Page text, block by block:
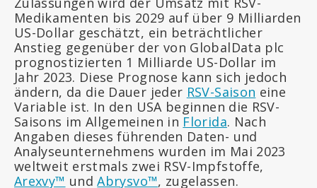
Medikamenten bis 2029 auf über 9 Milliarden
US-Dollar geschätzt, ein beträchtlicher
Anstieg gegenüber der von GlobalData plc
prognostizierten 1 Milliarde US-Dollar im
Jahr 2023. Diese Prognose kann sich jedoch
ändern, da die Dauer jeder RSV-Saison eine
Variable ist. In den USA beginnen die RSV-
Saisons im Allgemeinen in Florida. Nach
Angaben dieses führenden Daten- und
Analyseunternehmens wurden im Mai 2023
weltweit erstmals zwei RSV-Impfstoffe,
Arexvy™ undAbrysvo™, zugelassen.